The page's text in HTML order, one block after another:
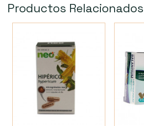
Productos Relacionados